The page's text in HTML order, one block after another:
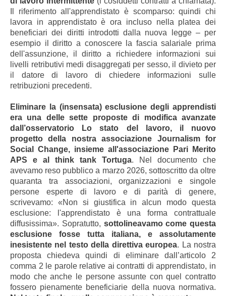
Il riferimento all'apprendistato è scomparso: quindi chi
lavora in apprendistato è ora incluso nella platea dei
beneficiari dei diritti introdotti dalla nuova legge – per
esempio il diritto a conoscere la fascia salariale prima
dell'assunzione, il diritto a richiedere informazioni sui
livelli retributivi medi disaggregati per sesso, il divieto per
il datore di lavoro di chiedere informazioni sulle
retribuzioni precedenti.
Eliminare la (insensata) esclusione degli apprendisti
era una delle sette proposte di modifica avanzate
dall’osservatorio Lo stato del lavoro, il nuovo
progetto della nostra associazione Journalism for
Social Change, insieme all'associazione Pari Merito
APS e al think tank Tortuga. Nel documento che
avevamo reso pubblico a marzo 2026, sottoscritto da oltre
quaranta tra associazioni, organizzazioni e singole
persone esperte di lavoro e di parità di genere,
scrivevamo: «Non si giustifica in alcun modo questa
esclusione: l'apprendistato è una forma contrattuale
diffusissima». Sopratutto, sottolineavamo come questa
esclusione fosse tutta italiana, e assolutamente
inesistente nel testo della direttiva europea. La nostra
proposta chiedeva quindi di eliminare dall’articolo 2
comma 2 le parole relative ai contratti di apprendistato, in
modo che anche le persone assunte con quel contratto
fossero pienamente beneficiarie della nuova normativa.